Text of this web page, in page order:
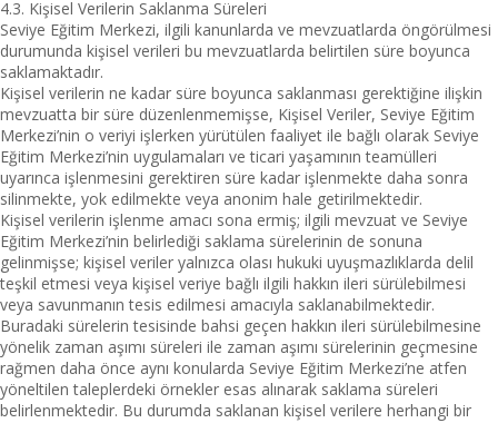
4.3. Kişisel Verilerin Saklanma Süreleri
Seviye Eğitim Merkezi, ilgili kanunlarda ve mevzuatlarda öngörülmesi
durumunda kişisel verileri bu mevzuatlarda belirtilen süre boyunca
saklamaktadır.
Kişisel verilerin ne kadar süre boyunca saklanması gerektiğine ilişkin
mevzuatta bir süre düzenlenmemişse, Kişisel Veriler, Seviye Eğitim
Merkezi’nin o veriyi işlerken yürütülen faaliyet ile bağlı olarak Seviye
Eğitim Merkezi’nin uygulamaları ve ticari yaşamının teamülleri
uyarınca işlenmesini gerektiren süre kadar işlenmekte daha sonra
silinmekte, yok edilmekte veya anonim hale getirilmektedir.
Kişisel verilerin işlenme amacı sona ermiş; ilgili mevzuat ve Seviye
Eğitim Merkezi’nin belirlediği saklama sürelerinin de sonuna
gelinmişse; kişisel veriler yalnızca olası hukuki uyuşmazlıklarda delil
teşkil etmesi veya kişisel veriye bağlı ilgili hakkın ileri sürülebilmesi
veya savunmanın tesis edilmesi amacıyla saklanabilmektedir.
Buradaki sürelerin tesisinde bahsi geçen hakkın ileri sürülebilmesine
yönelik zaman aşımı süreleri ile zaman aşımı sürelerinin geçmesine
rağmen daha önce aynı konularda Seviye Eğitim Merkezi’ne atfen
yöneltilen taleplerdeki örnekler esas alınarak saklama süreleri
belirlenmektedir. Bu durumda saklanan kişisel verilere herhangi bir